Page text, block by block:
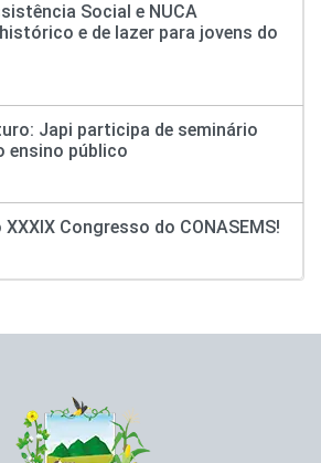
Social e NUCA
e de lazer para jovens do
Japi participa de seminário
ensino público
Congresso do CONASEMS!